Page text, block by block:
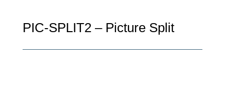
PIC-SPLIT2 – Picture Split